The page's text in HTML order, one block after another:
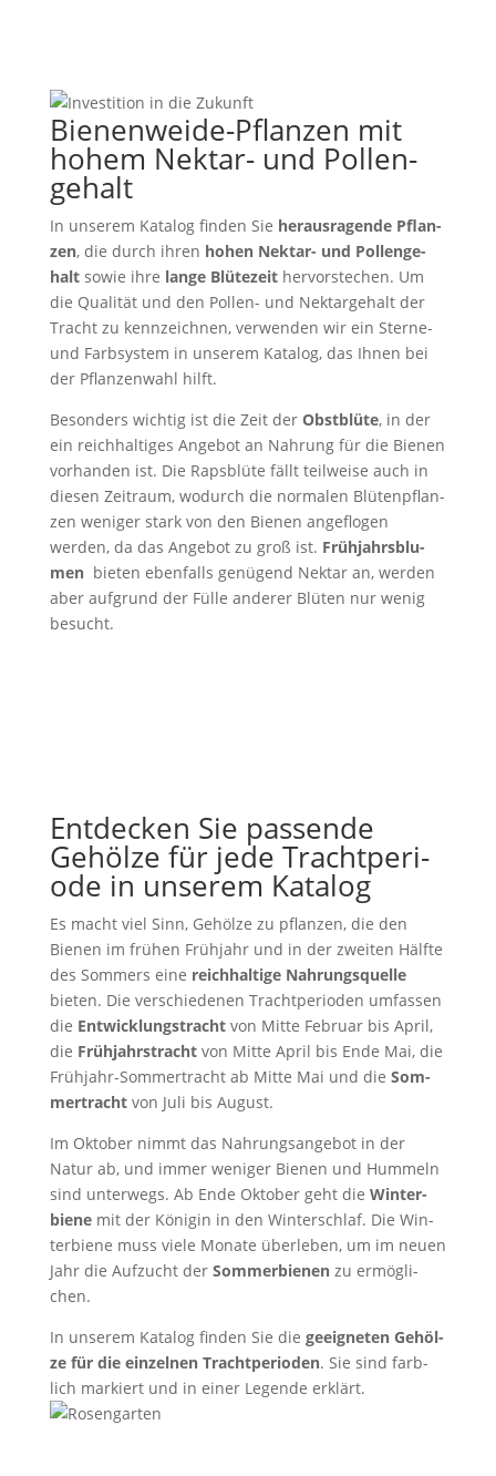
Bie­nen­wei­de-Pflan­zen mit
hohem Nektar- und Pol­len­
ge­halt
In unse­rem Kata­log finden Sie her­aus­ra­gen­de Pflan­
zen, die durch ihren hohen Nektar- und Pol­len­ge­
haltsowie ihre lange Blü­te­zeither­vor­ste­chen. Um
die Qua­li­tät und den Pollen- und Nek­tar­ge­halt der
Tracht zu kenn­zeich­nen, ver­wen­den wir ein Sterne-
und Farb­sys­tem in unse­rem Kata­log, das Ihnen bei
der Pflan­zen­wahl hilft.
Beson­ders wich­tig ist die Zeit der Obst­blü­te, in der
ein reich­hal­ti­ges Ange­bot an Nah­rung für die Bienen
vor­han­den ist. Die Raps­blü­te fällt teil­wei­se auch in
diesen Zeit­raum, wodurch die nor­ma­len Blü­ten­pflan­
zen weni­ger stark von den Bienen ange­flo­gen
werden, da das Ange­bot zu groß ist. Früh­jahrs­blu­
menbieten eben­falls genü­gend Nektar an, werden
aber auf­grund der Fülle ande­rer Blüten nur wenig
besucht.
Ent­de­cken Sie pas­sen­de
Gehöl­ze für jede Tracht­pe­ri­
ode in unse­rem Kata­log
Es macht viel Sinn, Gehöl­ze zu pflan­zen, die den
Bienen im frühen Früh­jahr und in der zwei­ten Hälfte
des Som­mers eine reich­hal­ti­ge Nah­rungs­quel­le
bieten. Die ver­schie­de­nen Tracht­pe­ri­oden umfas­sen
die Ent­wick­lungs­trachtvon Mitte Febru­ar bis April,
die Früh­jahrs­trachtvon Mitte April bis Ende Mai, die
Früh­jahr-Som­mer­tracht ab Mitte Mai und die Som­
mer­trachtvon Juli bis August.
Im Okto­ber nimmt das Nah­rungs­an­ge­bot in der
Natur ab, und immer weni­ger Bienen und Hum­meln
sind unter­wegs. Ab Ende Okto­ber geht die Win­ter­
bie­nemit der Köni­gin in den Win­ter­schlaf. Die Win­
ter­bie­ne muss viele Monate über­le­ben, um im neuen
Jahr die Auf­zucht der Som­mer­bie­nenzu ermög­li­
chen.
In unse­rem Kata­log finden Sie die geeig­ne­ten Gehöl­
ze für die ein­zel­nen Tracht­pe­ri­oden. Sie sind farb­
lich mar­kiert und in einer Legen­de erklärt.